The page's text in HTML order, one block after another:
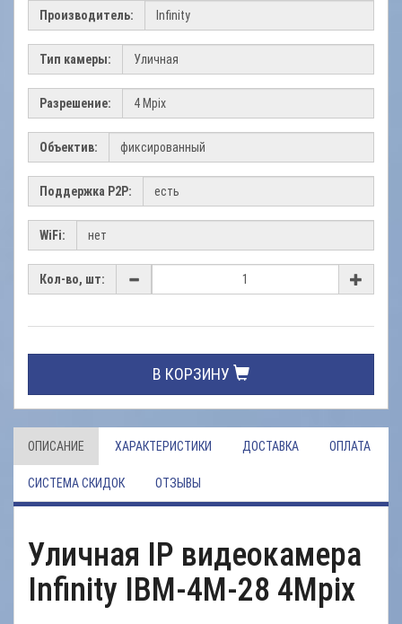
Производитель:
Тип камеры:
Разрешение:
Объектив:
Поддержка Р2Р:
WiFi:
Кол-во, шт:
В КОРЗИНУ
ОПИСАНИЕ ХАРАКТЕРИСТИКИ ДОСТАВКА ОПЛАТА
СИСТЕМА СКИДОК ОТЗЫВЫ
Уличная IP видеокамера
Infinity IBM-4M-28 4Mpix